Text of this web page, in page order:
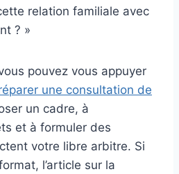
relation familiale avec
? »
pouvez vous appuyer
une consultation de
un cadre, à
et à formuler des
votre libre arbitre. Si
l’article sur la